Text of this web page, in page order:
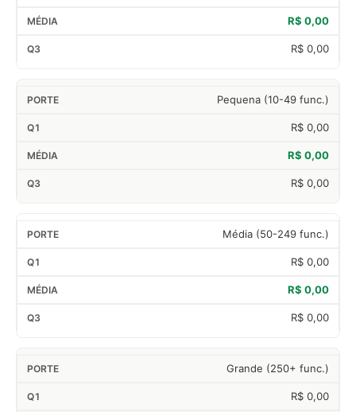
R$ 0,00
R$ 0,00
Pequena (10-49 func.)
R$ 0,00
R$ 0,00
R$ 0,00
Média (50-249 func.)
R$ 0,00
R$ 0,00
R$ 0,00
Grande (250+ func.)
R$ 0,00